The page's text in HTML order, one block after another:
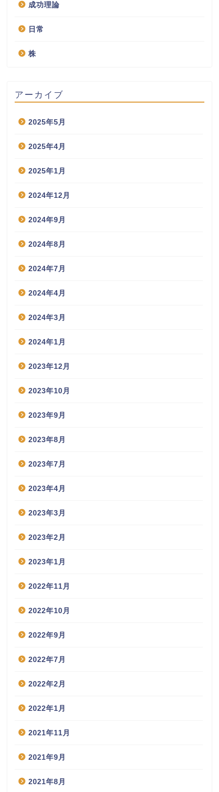
成功理論
日常
株
アーカイブ
2025年5月
2025年4月
2025年1月
2024年12月
2024年9月
2024年8月
2024年7月
2024年4月
2024年3月
2024年1月
2023年12月
2023年10月
2023年9月
2023年8月
2023年7月
2023年4月
2023年3月
2023年2月
2023年1月
2022年11月
2022年10月
2022年9月
2022年7月
2022年2月
2022年1月
2021年11月
2021年9月
2021年8月